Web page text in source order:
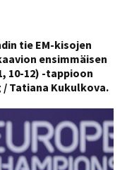
tie EM-kisojen
ensimmäisen
10-12) -tappioon
Tatiana Kukulkova.